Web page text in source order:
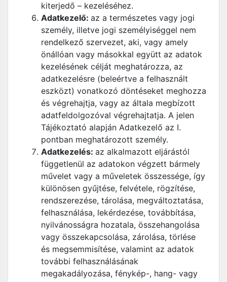
kiterjedő – kezeléséhez.
Adatkezelő: az a természetes vagy jogi
személy, illetve jogi személyiséggel nem
rendelkező szervezet, aki, vagy amely
önállóan vagy másokkal együtt az adatok
kezelésének célját meghatározza, az
adatkezelésre (beleértve a felhasznált
eszközt) vonatkozó döntéseket meghozza
és végrehajtja, vagy az általa megbízott
adatfeldolgozóval végrehajtatja. A jelen
Tájékoztató alapján Adatkezelő az I.
pontban meghatározott személy.
Adatkezelés: az alkalmazott eljárástól
függetlenül az adatokon végzett bármely
művelet vagy a műveletek összessége, így
különösen gyűjtése, felvétele, rögzítése,
rendszerezése, tárolása, megváltoztatása,
felhasználása, lekérdezése, továbbítása,
nyilvánosságra hozatala, összehangolása
vagy összekapcsolása, zárolása, törlése
és megsemmisítése, valamint az adatok
további felhasználásának
megakadályozása, fénykép-, hang- vagy